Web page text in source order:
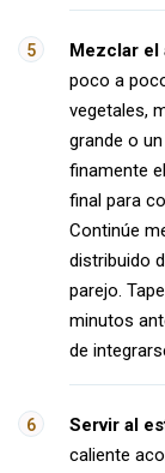
Mezclar el
poco a
vegetales,
grande o
finamente
final para
Continúe
distribuido
parejo.
minutos
de
Servir al
caliente